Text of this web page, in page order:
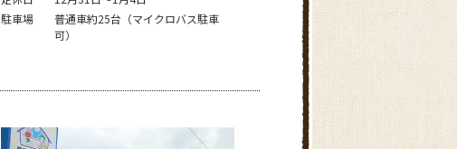
駐車場
普通車約25台（マイクロバス駐車
可）